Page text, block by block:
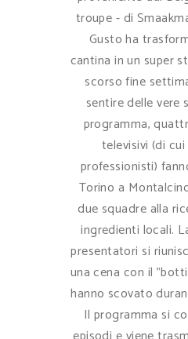
troupe - di
Gusto ha
cantina in un super
scorso fine
sentire delle vere
programma,
televisivi (di
professionisti)
Torino a
due squadre alla
ingredienti locali.
presentatori si
una cena con il
hanno scovato
Il programma si